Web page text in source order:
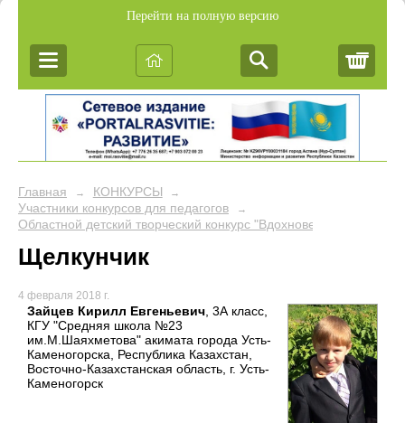
Перейти на полную версию
Главная → КОНКУРСЫ →
Участники конкурсов для педагогов →
Областной детский творческий конкурс "Вдохновение"
Щелкунчик
4 февраля 2018 г.
Зайцев Кирилл Евгеньевич, 3А класс,
КГУ "Средняя школа №23
им.М.Шаяхметова" акимата города Усть-
Каменогорска, Республика Казахстан,
Восточно-Казахстанская область, г. Усть-
Каменогорск